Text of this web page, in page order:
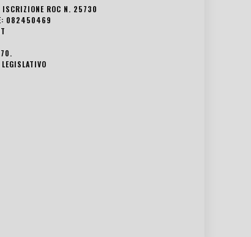
ISCRIZIONE ROC N. 25730
082450469